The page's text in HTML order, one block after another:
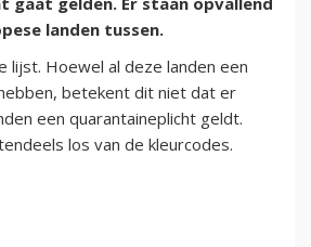
landen tussen.
lijst. Hoewel al deze landen een
betekent dit niet dat er
een quarantaineplicht geldt.
los van de kleurcodes.